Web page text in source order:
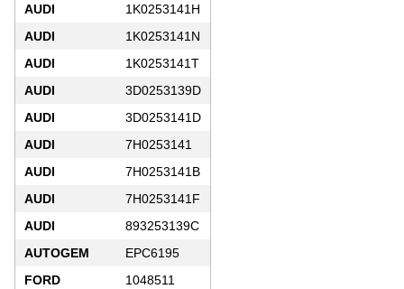
AUDI
1K0253141H
AUDI
1K0253141N
AUDI
1K0253141T
AUDI
3D0253139D
AUDI
3D0253141D
AUDI
7H0253141
AUDI
7H0253141B
AUDI
7H0253141F
AUDI
893253139C
AUTOGEM
EPC6195
FORD
1048511